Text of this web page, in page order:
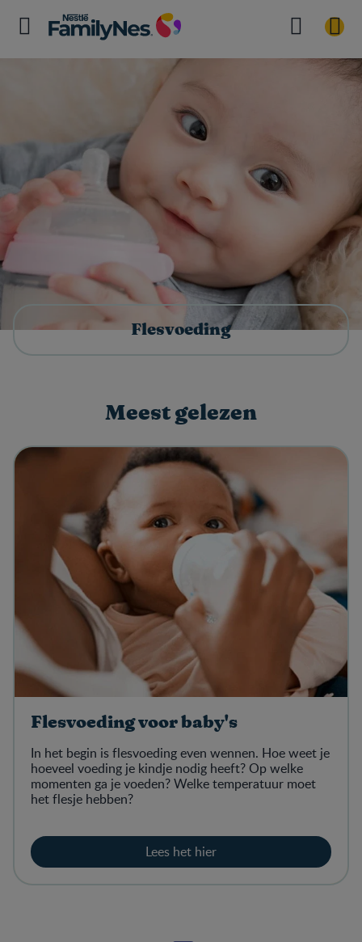
Flesvoeding​
Meest gelezen​
Flesvoeding voor baby's
In het begin is flesvoeding even wennen. Hoe weet je
hoeveel voeding je kindje nodig heeft? Op welke
momenten ga je voeden? Welke temperatuur moet
het flesje hebben?
Lees het hier​